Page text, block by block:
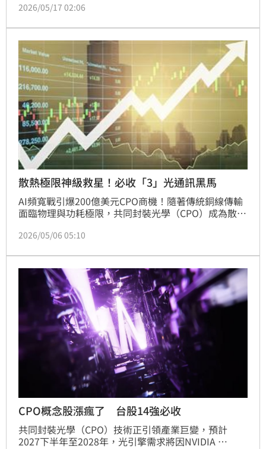
直言，現在越來越多上市櫃公司本業疲軟，卻靠著在股
收益全是靠「炒股」而來，絕不代表本業具備競爭力，
投資人要多注意！
2026/05/17 02:06
散熱極限神級救星！必收「3」光通訊黑馬
AI頻寬戰引爆200億美元CPO商機！隨著傳統銅線傳輸
面臨物理與功耗極限，共同封裝光學（CPO）成為散熱
廠黑馬：光聖（6442）掌握Google獨家光路交換訂
術切入市場，潛在量體成長十倍；華星光（4979）則
擴大雷射產能大啖雲端紅利。投資人應密切關注這波AI
軍備競賽下的光通訊獲利井噴期。
2026/05/06 05:10
CPO概念股漲瘋了 台股14強必收
共同封裝光學（CPO）技術正引領產業巨變，預計
2027下半年至2028年，光引擎需求將因NVIDIA